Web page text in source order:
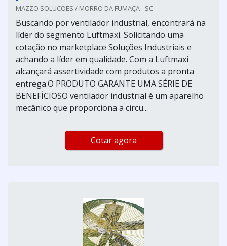
MAZZO SOLUCOES / MORRO DA FUMAÇA - SC
Buscando por ventilador industrial, encontrará na
líder do segmento Luftmaxi. Solicitando uma
cotação no marketplace Soluções Industriais e
achando a líder em qualidade. Com a Luftmaxi
alcançará assertividade com produtos a pronta
entrega.O PRODUTO GARANTE UMA SÉRIE DE
BENEFÍCIOSO ventilador industrial é um aparelho
mecânico que proporciona a circu...
Cotar agora